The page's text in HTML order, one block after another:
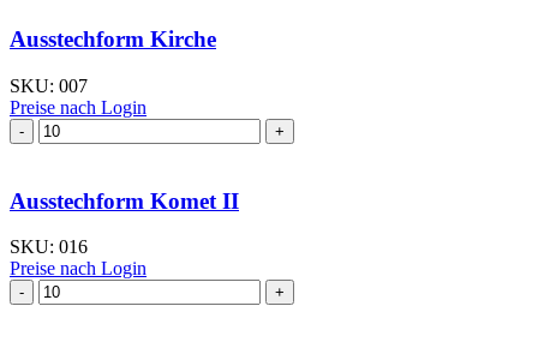
Menge
Ausstechform Kirche
SKU: 007
Preise nach Login
Ausstechform Kirche
Menge
Ausstechform Komet II
SKU: 016
Preise nach Login
Ausstechform Komet
II